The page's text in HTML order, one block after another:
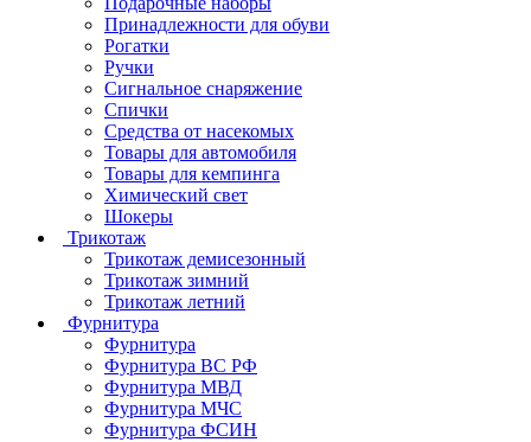
Принадлежности для обуви
Рогатки
Ручки
Сигнальное снаряжение
Спички
Средства от насекомых
Товары для автомобиля
Товары для кемпинга
Химический свет
Шокеры
Трикотаж
Трикотаж демисезонный
Трикотаж зимний
Трикотаж летний
Фурнитура
Фурнитура
Фурнитура ВС РФ
Фурнитура МВД
Фурнитура МЧС
Фурнитура ФСИН